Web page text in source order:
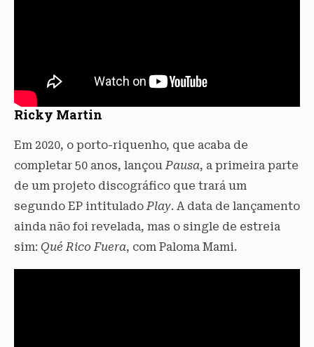
Ricky Martin
Em 2020, o porto-riquenho, que acaba de
completar 50 anos, lançouPausa, a primeira parte
de um projeto discográfico que trará um
segundo EP intituladoPlay. A data de lançamento
ainda não foi revelada, mas o single de estreia
sim: Qué Rico Fuera, com Paloma Mami.